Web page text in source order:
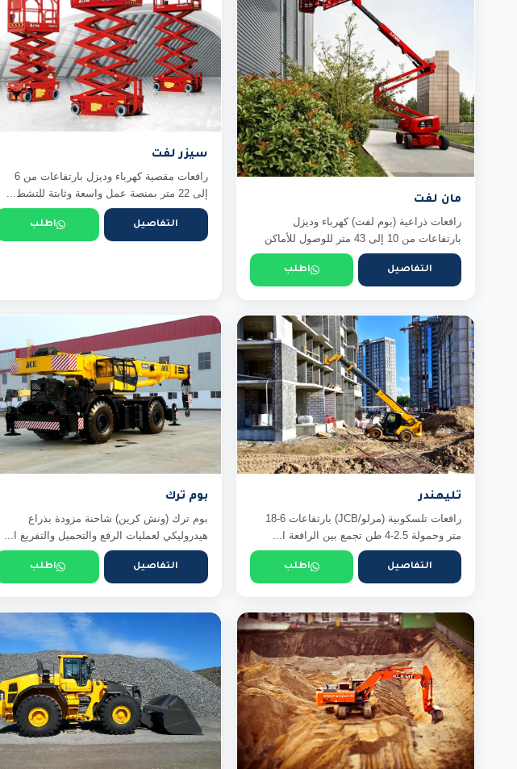
مان لفت
رافعات ذراعية (بوم لفت) كهرباء وديزل
بارتفاعات من 10 إلى 43 متر للوصول للأماكن
ا...
التفاصيل اطلب
سيزر لفت
رافعات مقصية كهرباء وديزل بارتفاعات من 6
إلى 22 متر بمنصة عمل واسعة وثابتة للتشط...
التفاصيل اطلب
تليهندر
رافعات تلسكوبية (مرلو/JCB) بارتفاعات 6-18
متر وحمولة 2.5-4 طن تجمع بين الرافعة ا...
التفاصيل اطلب
بوم ترك
بوم ترك (ونش كرين) شاحنة مزودة بذراع
هيدروليكي لعمليات الرفع والتحميل والتفريغ ا...
التفاصيل اطلب